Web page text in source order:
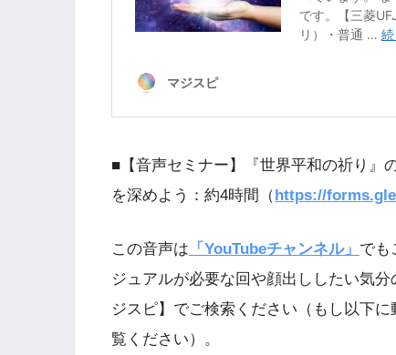
■【音声セミナー】『世界平和の祈り』
を深めよう：約4時間（https://
この音声は 「YouTubeチャンネル」 でも
ジュアルが必要な回や顔出ししたい気
ジスピ】でご検索ください（もし以下
覧ください）。